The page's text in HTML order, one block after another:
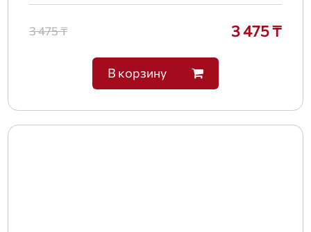
3 475 ₸ 3 475 ₸
В корзину